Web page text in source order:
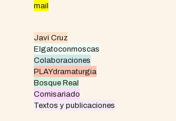
mail
Javi Cruz
Elgatoconmoscas
Colaboraciones
PLAYdramaturgia
Bosque Real
Comisariado
Textos y publicaciones